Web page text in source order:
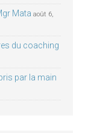
Mata août 6,
du coaching
par la main